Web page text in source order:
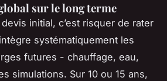
sur le long terme
initial, c’est risquer de rater
intègre systématiquement les
futures - chauffage, eau,
simulations. Sur 10 ou 15 ans,